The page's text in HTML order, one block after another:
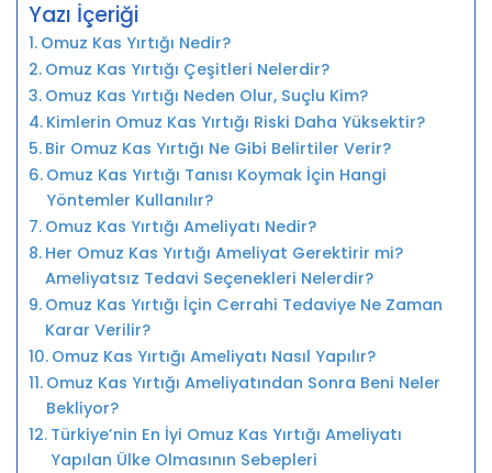
Yazı İçeriği
Omuz Kas Yırtığı Nedir?
Omuz Kas Yırtığı Çeşitleri Nelerdir?
Omuz Kas Yırtığı Neden Olur, Suçlu Kim?
Kimlerin Omuz Kas Yırtığı Riski Daha Yüksektir?
Bir Omuz Kas Yırtığı Ne Gibi Belirtiler Verir?
Omuz Kas Yırtığı Tanısı Koymak İçin Hangi
Yöntemler Kullanılır?
Omuz Kas Yırtığı Ameliyatı Nedir?
Her Omuz Kas Yırtığı Ameliyat Gerektirir mi?
Ameliyatsız Tedavi Seçenekleri Nelerdir?
Omuz Kas Yırtığı İçin Cerrahi Tedaviye Ne Zaman
Karar Verilir?
Omuz Kas Yırtığı Ameliyatı Nasıl Yapılır?
Omuz Kas Yırtığı Ameliyatından Sonra Beni Neler
Bekliyor?
Türkiye’nin En İyi Omuz Kas Yırtığı Ameliyatı
Yapılan Ülke Olmasının Sebepleri